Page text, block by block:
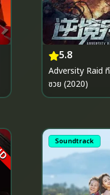
5.8
Adversity Raid
ซวย (2020)
Soundtrack